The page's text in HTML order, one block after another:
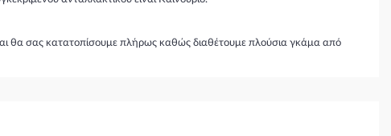
θα σας κατατοπίσουμε πλήρως καθώς διαθέτουμε πλούσια γκάμα από